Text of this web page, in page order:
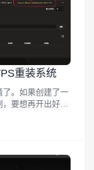
重装系统
了。如果创建了一
要想再开出好一
例直接在服务器
为例。这种